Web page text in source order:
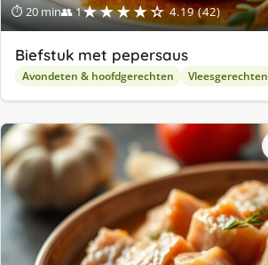
⏱ 20 min👥 1★★★★☆ 4.19 (42)
Biefstuk met pepersaus
Avondeten & hoofdgerechten Vleesgerechten